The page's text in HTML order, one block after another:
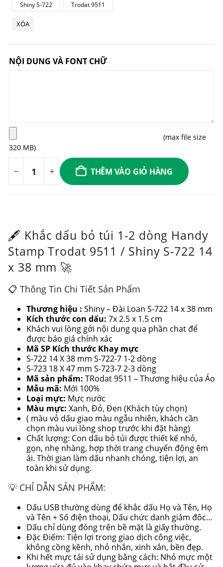
Shiny S-722 Trodat 9511
XÓA
NỘI DUNG VÀ FONT CHỮ
GỞI
FILE
(max file size
320 MB)
THÊM VÀO GIỎ HÀNG
🖋️ Khắc dấu bỏ túi 1-2 dòng Handy
Stamp Trodat 9511 / Shiny S-722 14
x 38 mm 🚀
📋 Thông Tin Chi Tiết Sản Phẩm
Thương hiệu : Shiny – Đài Loan S-722 14 x 38 mm
Kích thước con dấu: 7x 2.5 x 1.5 cm
Khách vui lòng gởi nội dung qua phần chat để
được báo giá chính xác
Mã SP Kích thước Khay mực
S-722 14 X 38 mm S-722-7 1-2 dòng
S-723 18 X 47 mm S-723-7 2-3 dòng
Mã sản phẩm: TRodat 9511 – Thương hiệu của Áo
Mẫu mã: Mới 100%
Loại mực: Mực nước
Màu mực: Xanh, Đỏ, Đen (Khách tùy chọn)
( màu vỏ dấu giao màu ngẫu nhiên, khách cần
chọn màu vui lòng shop trước khi đặt hàng)
Chất lượng: Con dấu bỏ túi được thiết kế nhỏ,
gọn, nhẹ nhàng, hợp thời trang chuyển động êm
ái. Thời gian làm dấu nhanh chóng, tiện lợi, an
toàn khi sử dụng.
💡 CHỈ DẪN SẢN PHẨM:
Dấu USB thường dùng để khắc dấu Họ và Tên, Họ
và Tên + Số điện thoại, Dấu chức danh giám đôc…
Dấu chỉ dùng đóng trên bề mặt là giấy thường.
Đặc Điểm: Tiện lợi trong giao dịch công việc,
không cồng kềnh, nhỏ nhắn, xinh xắn, bền đẹp.
Khi hết mực tái sử dụng bằng cách: Nhỏ mực một